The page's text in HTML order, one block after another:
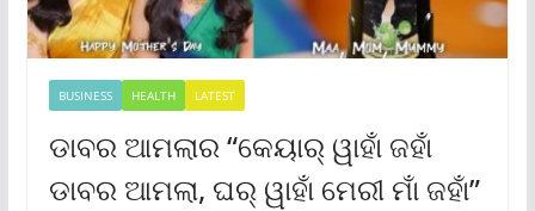
BUSINESS HEALTH LATEST
ଡାବର ଆମଲାର “କେୟାର୍ ୱାହାଁ ଜହାଁ
ଡାବର ଆମଲା, ଘର୍ ୱାହାଁ ମେରୀ ମାଁ ଜହାଁ”